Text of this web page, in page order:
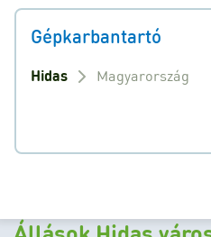
Gépkarbantartó
Hidas Magyarország